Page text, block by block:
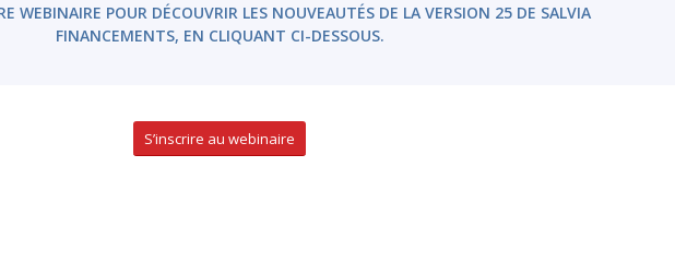
WEBINAIRE POUR DÉCOUVRIR LES NOUVEAUTÉS DE LA VERSION 25 DE SALVIA
FINANCEMENTS, EN CLIQUANT CI-DESSOUS.
S’inscrire au webinaire